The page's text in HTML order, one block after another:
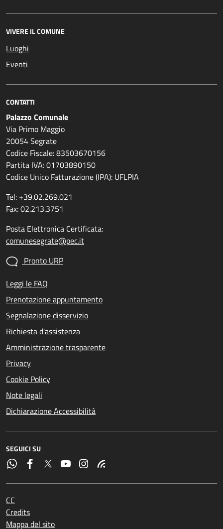
VIVERE IL COMUNE
Luoghi
Eventi
CONTATTI
Palazzo Comunale
Via Primo Maggio
20054 Segrate
Codice Fiscale: 83503670156
Partita IVA: 01703890150
Codice Unico Fatturazione (IPA): UFLPIA
Tel: +39.02.269.021
Fax: 02.213.3751
Posta Elettronica Certificata:
comunesegrate@pec.it
Pronto URP
Leggi le FAQ
Prenotazione appuntamento
Segnalazione disservizio
Richiesta d'assistenza
Amministrazione trasparente
Privacy
Cookie Policy
Note legali
Dichiarazione Accessibilità
SEGUICI SU
CC
Credits
Mappa del sito